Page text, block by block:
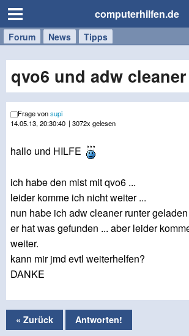
computerhilfen.de
Forum News Tipps
Handy
Tablet
Windows
Mac
qvo6 und adw cleaner
Frage vonsupi
14.05.13, 20:30:40 | 3072x gelesen
hallo und HILFE
ich habe den mist mit qvo6 ...
leider komme ich nicht weiter ...
nun habe ich adw cleaner runter
er hat was gefunden ... aber leider
weiter.
kann mir jmd evtl weiterhelfen?
DANKE
« Zurück Antworten!